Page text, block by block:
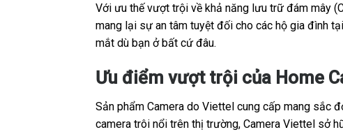
Với ưu thế vượt trội về khả năng lưu trữ đám mây
mang lại sự an tâm tuyệt đối cho các hộ gia đình
mắt dù bạn ở bất cứ đâu.
Ưu điểm vượt trội của Home
Sản phẩm Camera do Viettel cung cấp mang sắc
camera trôi nổi trên thị trường, Camera Viettel sở